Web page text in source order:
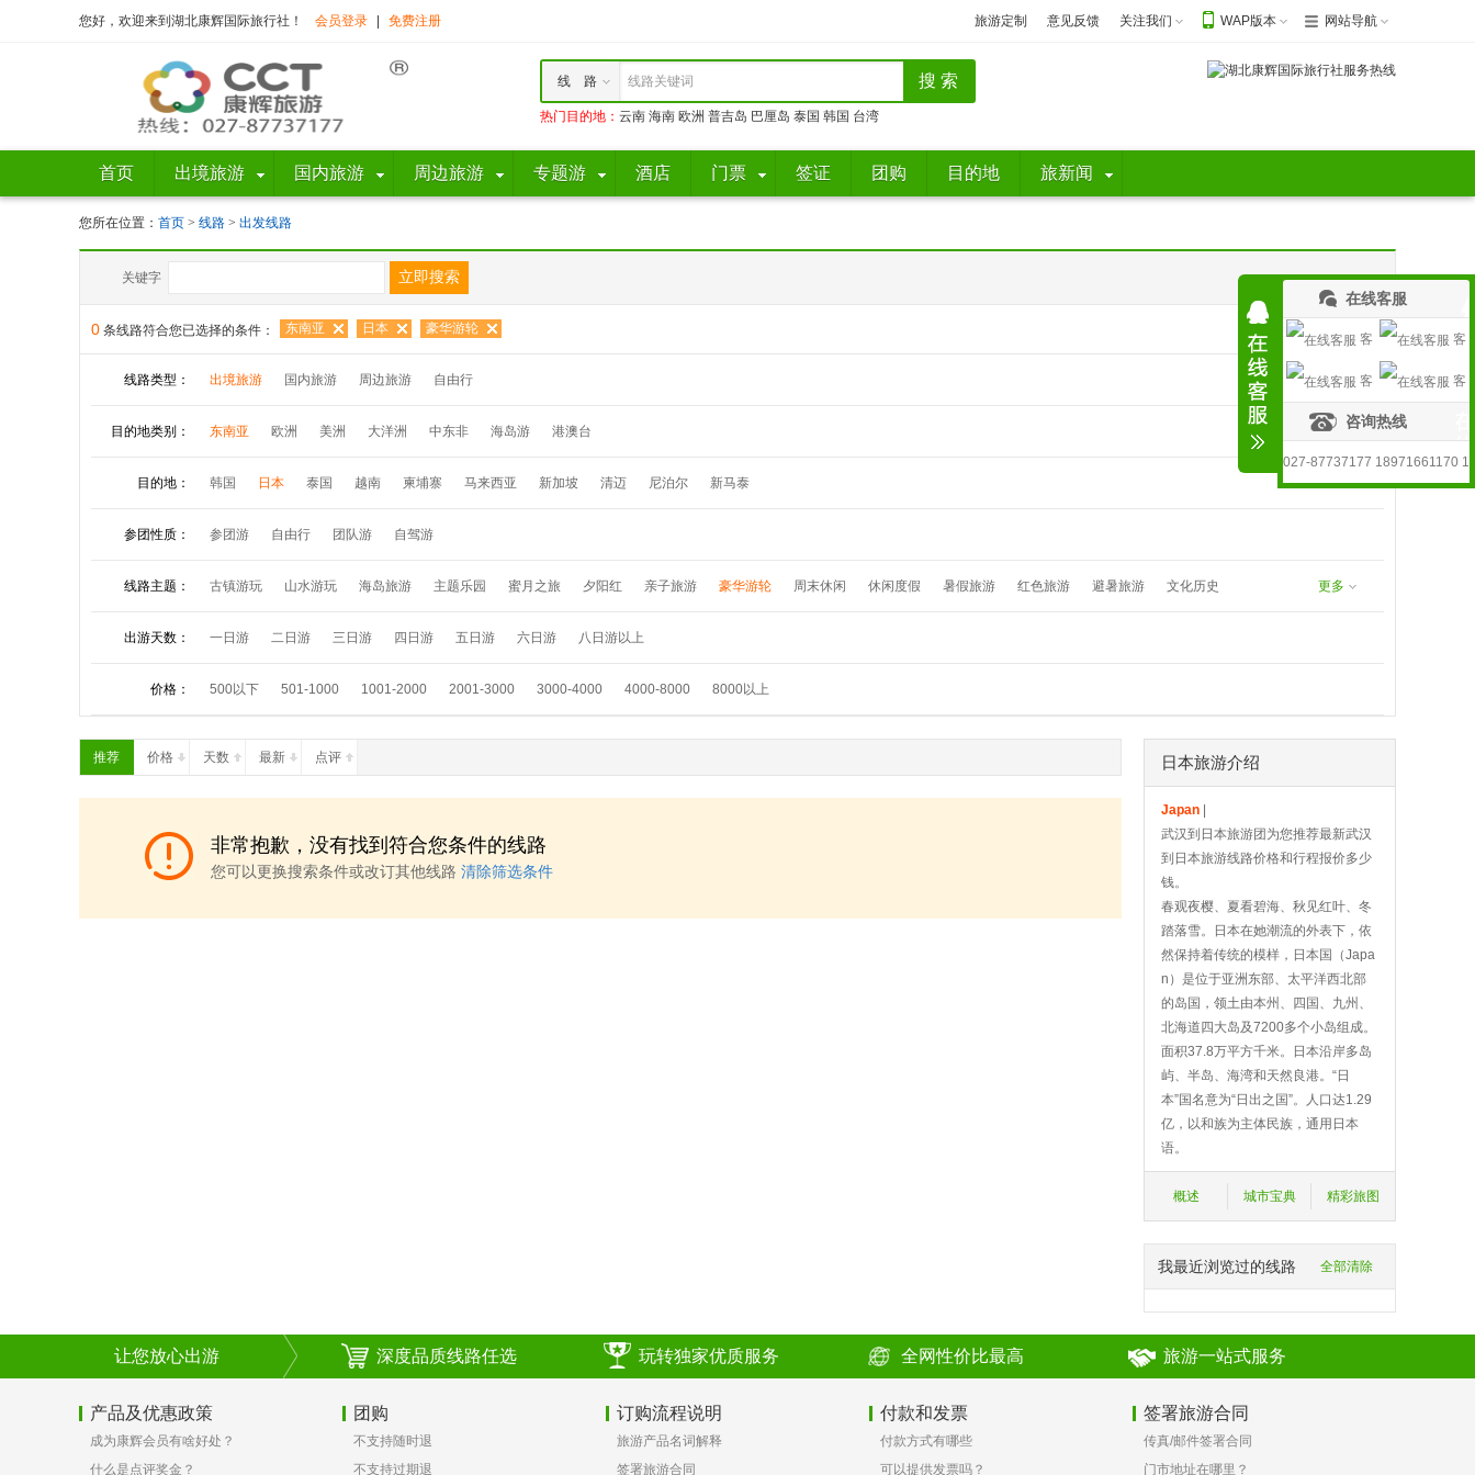
您好，欢迎来到湖北康辉国际旅行社！ 会员登录 免费注册 旅游定制 意见反馈 关注我们 WAP版本 网站导航
线路关键词
线 路
热门目的地 ： 云南 海南 欧洲 普吉岛 巴厘岛 泰国 韩国 台湾
首页 出境旅游 国内旅游 周边旅游 专题游 酒店 门票 签证 团购 目的地 旅新闻
您所在位置： 首页 > 线路 > 出发线路
关键字
0 条线路符合您已选择的条件： 东南亚 日本 豪华游轮
线路类型： 出境旅游 国内旅游 周边旅游 自由行
目的地类别： 东南亚 欧洲 美洲 大洋洲 中东非 海岛游 港澳台
目的地： 韩国 日本 泰国 越南 柬埔寨 马来西亚 新加坡 清迈 尼泊尔 新马泰
参团性质： 参团游 自由行 团队游 自驾游
线路主题： 古镇游玩 山水游玩 海岛旅游 主题乐园 蜜月之旅 夕阳红 亲子旅游 豪华游轮 周末休闲 休闲度假 暑假旅游 红色旅游 避暑旅游 文化历史
夏令营活动 祈福朝拜 中秋小假 国庆长假 温泉养生 春节旅游
更多
出游天数： 一日游 二日游 三日游 四日游 五日游 六日游 八日游以上
价格： 500以下 501-1000 1001-2000 2001-3000 3000-4000 4000-8000 8000以上
推荐 价格 天数 最新 点评
非常抱歉，没有找到符合您条件的线路
您可以更换搜索条件或改订其他线路 清除筛选条件
日本旅游介绍
Japan
武汉到日本旅游团为您推荐最新武汉
到日本旅游线路价格和行程报价多少
钱。
春观夜樱、夏看碧海、秋见红叶、冬
踏落雪。日本在她潮流的外表下，依
然保持着传统的模样，日本国（Japa
n）是位于亚洲东部、太平洋西北部
的岛国，领土由本州、四国、九州、
北海道四大岛及7200多个小岛组成。
面积37.8万平方千米。日本沿岸多岛
屿、半岛、海湾和天然良港。“日
本”国名意为“日出之国”。人口达1.29
亿，以和族为主体民族，通用日本
语。
概述 城市宝典 精彩旅图
全部清除
我最近浏览过的线路
让您放心出游 深度品质线路任选 玩转独家优质服务 全网性价比最高 旅游一站式服务
产品及优惠政策
成为康辉会员有啥好处？
什么是点评奖金？
团购
不支持随时退
不支持过期退
订购流程说明
旅游产品名词解释
签署旅游合同
付款和发票
付款方式有哪些
可以提供发票吗？
签署旅游合同
传真/邮件签署合同
门市地址在哪里？
在线客服
客
服1
客
服2
客
服3
客
咨询热线
027-87737177 18971661170 1